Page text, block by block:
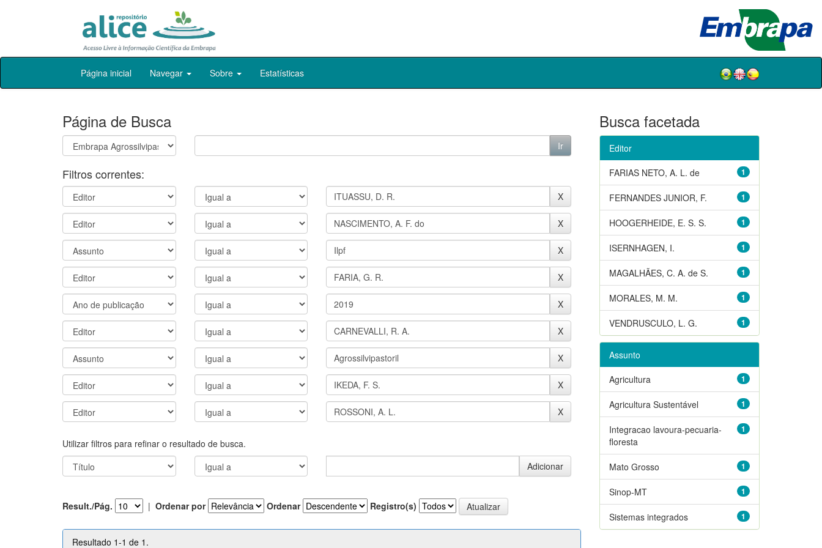
Skip
Página inicial Navegar Sobre Estatísticas
Página de Busca
Filtros correntes:
Utilizar filtros para refinar o resultado de busca.
Result./Pág. | Ordenar por Ordenar Registro(s)
Resultado 1-1 de 1.
Busca facetada
Editor
1
FARIAS NETO, A. L. de
1
FERNANDES JUNIOR, F.
1
HOOGERHEIDE, E. S. S.
1
ISERNHAGEN, I.
1
MAGALHÃES, C. A. de S.
1
MORALES, M. M.
1
VENDRUSCULO, L. G.
Assunto
1
Agricultura
1
Agricultura Sustentável
1
Integracao lavoura-pecuaria-
floresta
1
Mato Grosso
1
Sinop-MT
1
Sistemas integrados